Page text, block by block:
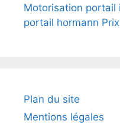
Motorisation portail
portail hormann Prix
Plan du site
Mentions légales